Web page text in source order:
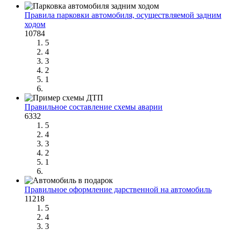
Правила парковки автомобиля, осуществляемой задним
ходом
10784
5
4
3
2
1
Правильное составление схемы аварии
6332
5
4
3
2
1
Правильное оформление дарственной на автомобиль
11218
5
4
3